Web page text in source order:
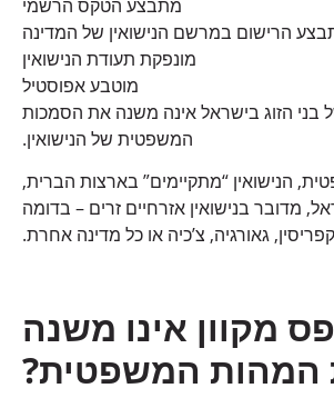
מתבצע הטקס הרשמי
הרישום במרשם הנישואין של המדינה
מונפקת תעודת הנישואין
מוטבע אפוסטיל
הזוג בישראל אינה משנה את הסמכות
המשפטית של הנישואין.
הנישואין “מתקיימים” בארצות הברית,
מדובר בנישואין אזרחיים זרים – בדומה
גאורגיה, צ’כיה או כל מדינה אחרת.
מקוון אינו משנה
המשפטית?